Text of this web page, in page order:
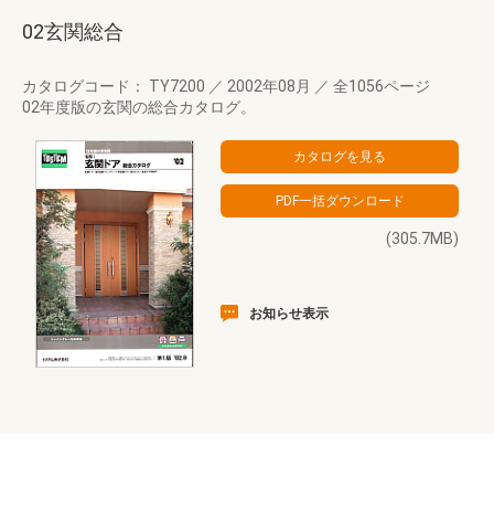
02玄関総合
カタログコード： TY7200 ／ 2002年08月 ／ 全1056ページ
02年度版の玄関の総合カタログ。
(305.7MB)
お知らせ表示